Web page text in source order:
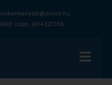
onkormanyzat@diosd.hu
KRID szám: 604321736